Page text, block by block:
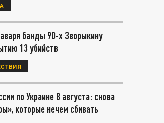
банды 90-х Зворыкину
13 убийств
по Украине 8 августа: снова
которые нечем сбивать